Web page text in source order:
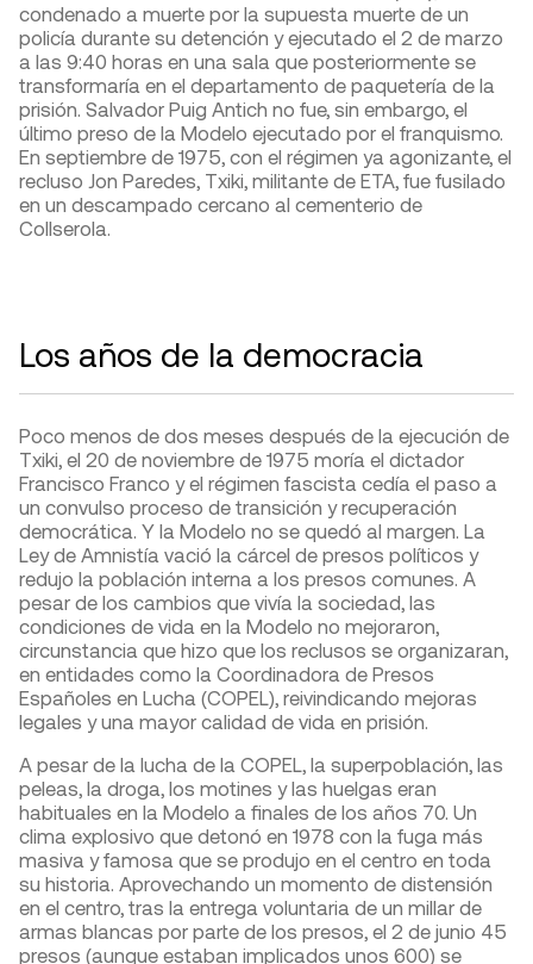
condenado a muerte por la supuesta muerte de un
policía durante su detención y ejecutado el 2 de marzo
a las 9:40 horas en una sala que posteriormente se
transformaría en el departamento de paquetería de la
prisión. Salvador Puig Antich no fue, sin embargo, el
último preso de la Modelo ejecutado por el franquismo.
En septiembre de 1975, con el régimen ya agonizante, el
recluso Jon Paredes, Txiki, militante de ETA, fue fusilado
en un descampado cercano al cementerio de
Collserola.
Los años de la democracia
Poco menos de dos meses después de la ejecución de
Txiki, el 20 de noviembre de 1975 moría el dictador
Francisco Franco y el régimen fascista cedía el paso a
un convulso proceso de transición y recuperación
democrática. Y la Modelo no se quedó al margen. La
Ley de Amnistía vació la cárcel de presos políticos y
redujo la población interna a los presos comunes. A
pesar de los cambios que vivía la sociedad, las
condiciones de vida en la Modelo no mejoraron,
circunstancia que hizo que los reclusos se organizaran,
en entidades como la Coordinadora de Presos
Españoles en Lucha (COPEL), reivindicando mejoras
legales y una mayor calidad de vida en prisión.
A pesar de la lucha de la COPEL, la superpoblación, las
peleas, la droga, los motines y las huelgas eran
habituales en la Modelo a finales de los años 70. Un
clima explosivo que detonó en 1978 con la fuga más
masiva y famosa que se produjo en el centro en toda
su historia. Aprovechando un momento de distensión
en el centro, tras la entrega voluntaria de un millar de
armas blancas por parte de los presos, el 2 de junio 45
presos (aunque estaban implicados unos 600) se